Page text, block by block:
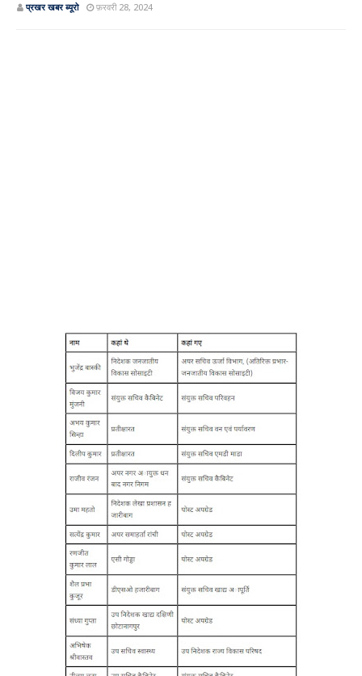
प्रखर खबर ब्‍यूरो फ़रवरी 28, 2024